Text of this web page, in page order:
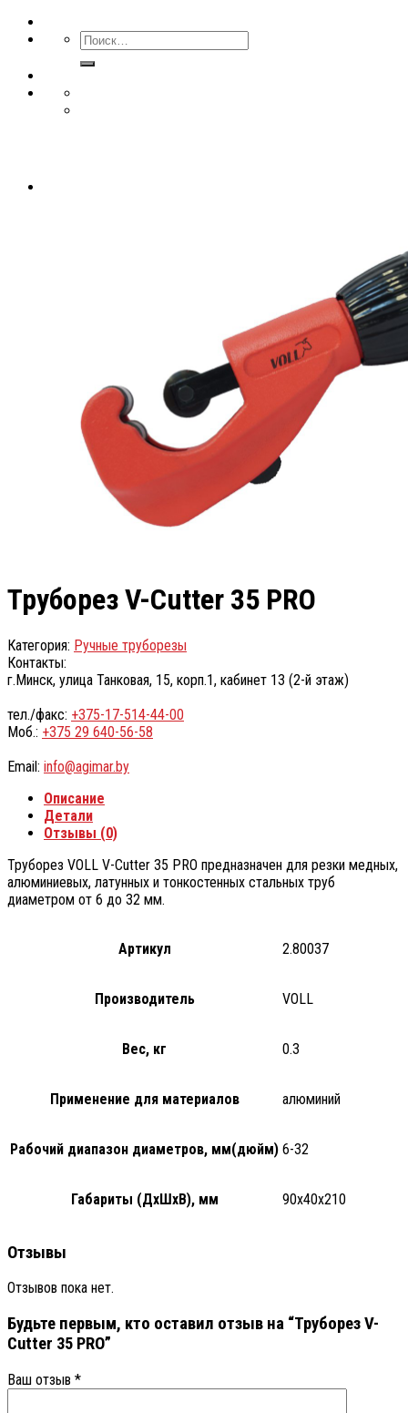
Труборез V-Cutter 35 PRO
Категория: Ручные труборезы
Контакты:
г.Минск, улица Танковая, 15, корп.1, кабинет 13 (2-й этаж)
тел./факс: +375-17-514-44-00
Моб.: +375 29 640-56-58
Email: info@agimar.by
Описание
Детали
Отзывы (0)
Труборез VOLL V-Cutter 35 PRO предназначен для резки медных,
алюминиевых, латунных и тонкостенных стальных труб
диаметром от 6 до 32 мм.
Артикул 2.80037
Производитель VOLL
Вес, кг 0.3
Применение для материалов алюминий
Рабочий диапазон диаметров, мм(дюйм) 6-32
Габариты (ДхШхВ), мм 90х40х210
Отзывы
Отзывов пока нет.
Будьте первым, кто оставил отзыв на “Труборез V-
Cutter 35 PRO”
Ваш отзыв *